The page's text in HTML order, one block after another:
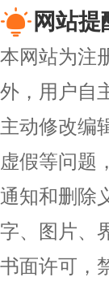
网站提
本网站为注
外，用户自
主动修改编
虚假等问题
通知和删除
字、图片、
书面许可，